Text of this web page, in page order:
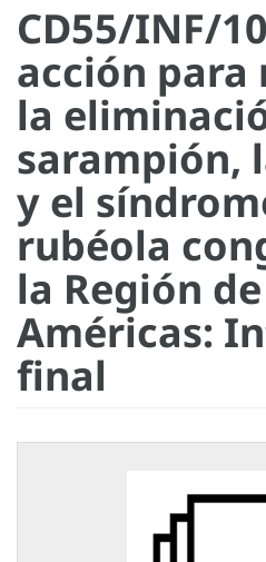
CD55/INF/
acción
la
sarampión,
y el
rubéola
la Región
Américas:
final